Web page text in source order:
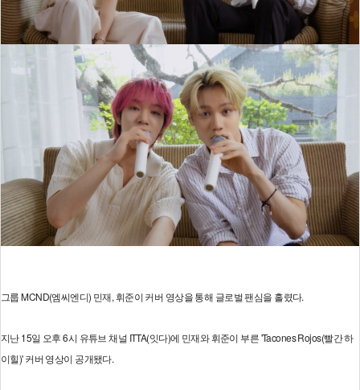
그룹 MCND(엠씨엔디) 민재, 휘준이 커버 영상을 통해 글로벌 팬심을 홀렸다.
지난 15일 오후 6시 유튜브 채널 ITTA(잇다)에 민재와 휘준이 부른 'Tacones Rojos(빨간 하
이힐)' 커버 영상이 공개됐다.